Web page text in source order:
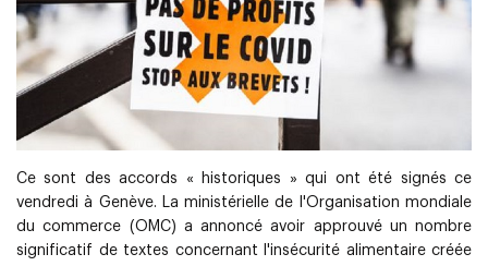
Ce sont des accords « historiques » qui ont été signés ce
vendredi à Genève. La ministérielle de
l'Organisation mondiale
du commerce (OMC) a annoncé avoir approuvé un nombre
significatif de textes concernant
l'insécurité alimentaire créée